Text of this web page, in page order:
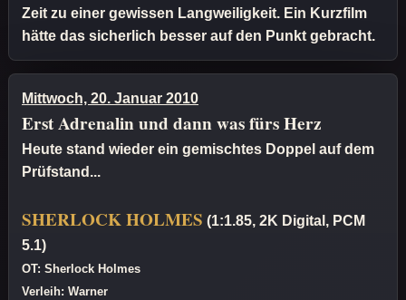
Zeit zu einer gewissen Langweiligkeit. Ein Kurzfilm
hätte das sicherlich besser auf den Punkt gebracht.
Mittwoch, 20. Januar 2010
Erst Adrenalin und dann was fürs Herz
Heute stand wieder ein gemischtes Doppel auf dem
Prüfstand...
SHERLOCK HOLMES (1:1.85, 2K Digital, PCM
5.1)
OT: Sherlock Holmes
Verleih: Warner